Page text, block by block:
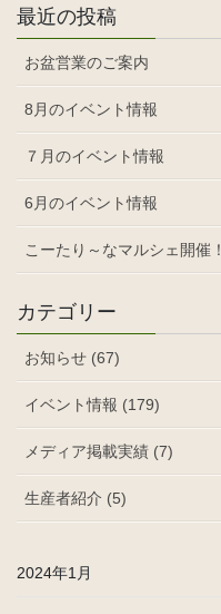
最近の投稿
お盆営業のご案内
8月のイベント情報
７月のイベント情報
6月のイベント情報
こーたり～なマルシェ開催！
カテゴリー
お知らせ (67)
イベント情報 (179)
メディア掲載実績 (7)
生産者紹介 (5)
2024年1月